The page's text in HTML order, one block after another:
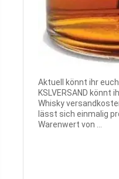
Aktuell könnt ihr
KSLVERSAND könnt
Whisky
lässt sich einmalig
Warenwert von ...